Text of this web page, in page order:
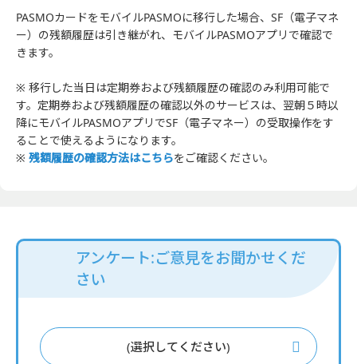
PASMOカードをモバイルPASMOに移行した場合、SF（電子マネ
ー）の残額履歴は引き継がれ、モバイルPASMOアプリで確認で
きます。
※ 移行した当日は定期券および残額履歴の確認のみ利用可能で
す。定期券および残額履歴の確認以外のサービスは、翌朝５時以
降にモバイルPASMOアプリでSF（電子マネー）の受取操作をす
ることで使えるようになります。
※ 残額履歴の確認方法はこちらをご確認ください。
アンケート:ご意見をお聞かせくだ
さい
(選択してください)